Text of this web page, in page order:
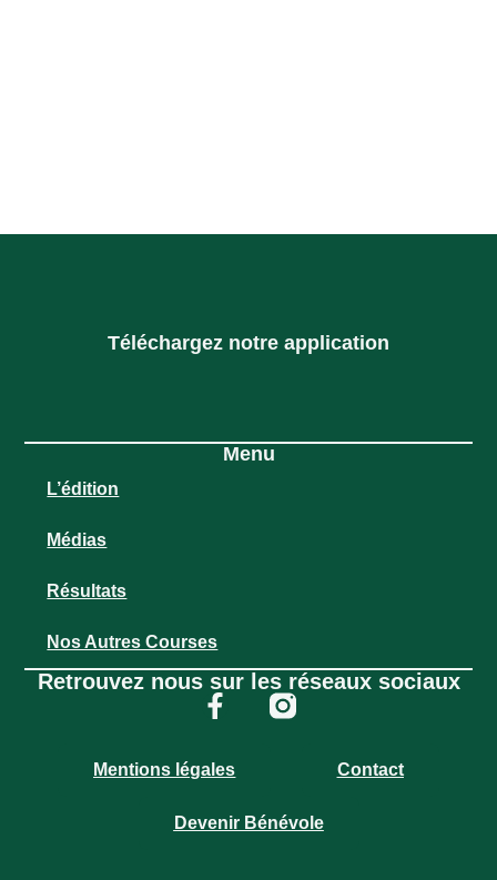
Menu
L’édition
Médias
Résultats
Nos Autres Courses
Retrouvez nous sur les réseaux sociaux
Téléchargez notre application
Mentions légales Contact
Devenir Bénévole